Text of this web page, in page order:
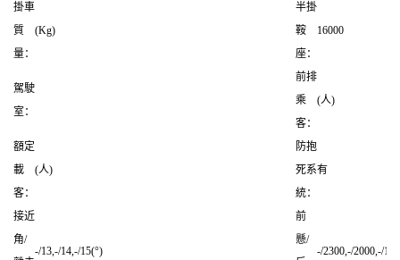
掛車
質
量：
(Kg)
半掛
鞍
座：
16000
駕駛
室：
前排
乘
客：
(人)
額定
載
客：
(人)
防抱
死系
統：
有
接近
角/
-/13,-/14,-/15(°)
前
懸/
-/2300,-/2000,-/